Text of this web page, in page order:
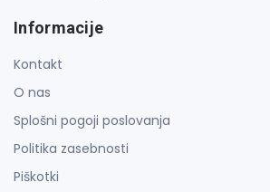
Informacije
Kontakt
O nas
Splošni pogoji poslovanja
Politika zasebnosti
Piškotki